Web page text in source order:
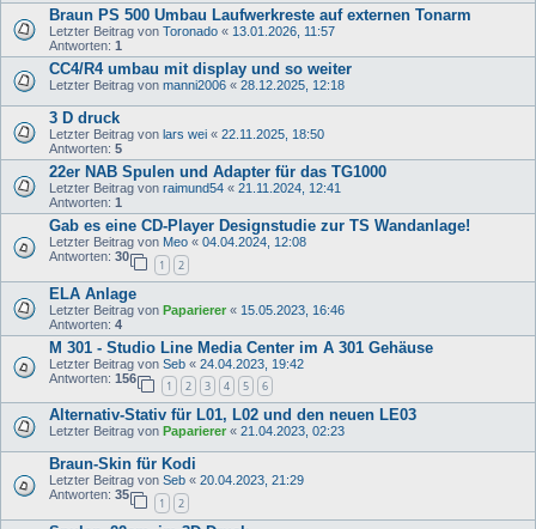
Braun PS 500 Umbau Laufwerkreste auf externen Tonarm
Letzter Beitrag von Toronado « 13.01.2026, 11:57
Antworten: 1
CC4/R4 umbau mit display und so weiter
Letzter Beitrag von manni2006 « 28.12.2025, 12:18
3 D druck
Letzter Beitrag von lars wei « 22.11.2025, 18:50
Antworten: 5
22er NAB Spulen und Adapter für das TG1000
Letzter Beitrag von raimund54 « 21.11.2024, 12:41
Antworten: 1
Gab es eine CD-Player Designstudie zur TS Wandanlage!
Letzter Beitrag von Meo « 04.04.2024, 12:08
Antworten: 30
1 2
ELA Anlage
Letzter Beitrag von Paparierer « 15.05.2023, 16:46
Antworten: 4
M 301 - Studio Line Media Center im A 301 Gehäuse
Letzter Beitrag von Seb « 24.04.2023, 19:42
Antworten: 156
1 2 3 4 5 6
Alternativ-Stativ für L01, L02 und den neuen LE03
Letzter Beitrag von Paparierer « 21.04.2023, 02:23
Braun-Skin für Kodi
Letzter Beitrag von Seb « 20.04.2023, 21:29
Antworten: 35
1 2